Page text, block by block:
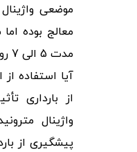
موضعی
مدت 5 الی 7 روز طول درمان دارد.
آیا استفاده
از بارداری
واژینال
پیشگیری از